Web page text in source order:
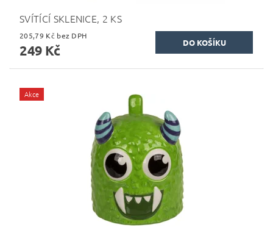
SVÍTÍCÍ SKLENICE, 2 KS
205,79 Kč bez DPH
249 Kč
Akce